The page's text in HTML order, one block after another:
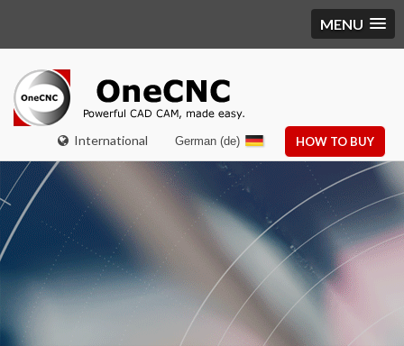
MENU
International HOW TO BUY
German (de)